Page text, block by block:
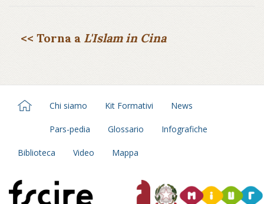
<< Torna a L'Islam in Cina
Chi siamo Kit Formativi News
Pars-pedia Glossario Infografiche
Biblioteca Video Mappa